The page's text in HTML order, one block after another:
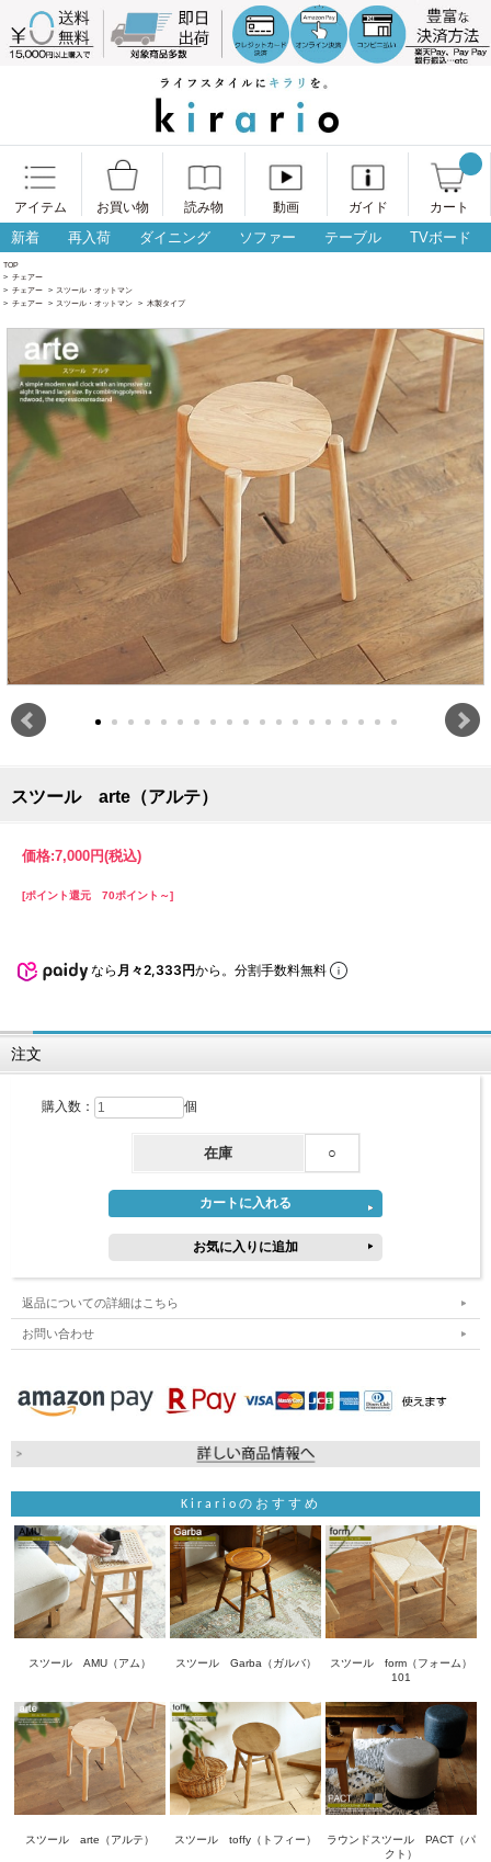
アイテム お買い物 読み物 動画 ガイド カート
新着 再入荷 ダイニング ソファー テーブル TVボード
TOP
> チェアー
> チェアー > スツール・オットマン
> チェアー > スツール・オットマン > 木製タイプ
スツール arte（アルテ）
価格:7,000円(税込)
[ポイント還元 70ポイント～]
なら 月々2,333円から。分割手数料無料
注文
購入数： 個
在庫 ○
返品についての詳細はこちら
お問い合わせ
Kirarioのおすすめ
スツール AMU（アム） スツール Garba（ガルバ）
スツール form（フォーム）
101
スツール arte（アルテ） スツール toffy（トフィー）
ラウンドスツール PACT（パ
クト）